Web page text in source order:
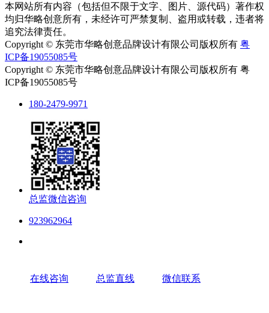
本网站所有内容（包括但不限于文字、图片、源代码）著作权
均归华略创意所有，未经许可严禁复制、盗用或转载，违者将
追究法律责任。
Copyright © 东莞市华略创意品牌设计有限公司版权所有 粤
ICP备19055085号
Copyright © 东莞市华略创意品牌设计有限公司版权所有 粤
ICP备19055085号
180-2479-9971
总监微信咨询
923962964
在线咨询 总监直线 微信联系